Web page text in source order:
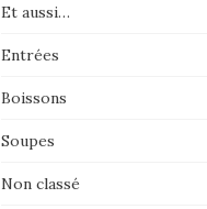
Et aussi…
Entrées
Boissons
Soupes
Non classé